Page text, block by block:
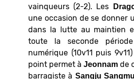
vainqueurs (2-2). Les
une occasion de se donner
dans la lutte au maintien
toute la seconde
numérique (10v11 puis
point permet à Jeonnam de
barragiste à Sangju Sangmu